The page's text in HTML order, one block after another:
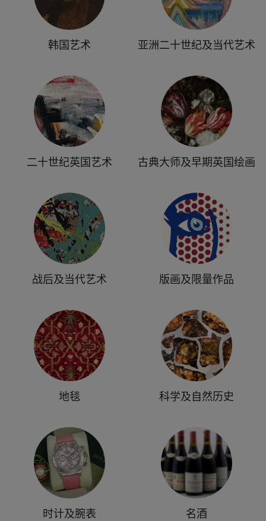
韩国艺术 亚洲二十世纪及当代艺术
二十世纪英国艺术 古典大师及早期英国绘画
战后及当代艺术 版画及限量作品
地毯 科学及自然历史
时计及腕表 名酒